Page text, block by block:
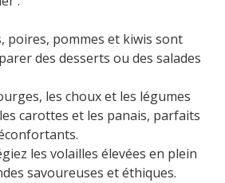
poires, pommes et kiwis sont
des desserts ou des salades
les choux et les légumes
carottes et les panais, parfaits
les volailles élevées en plein
savoureuses et éthiques.